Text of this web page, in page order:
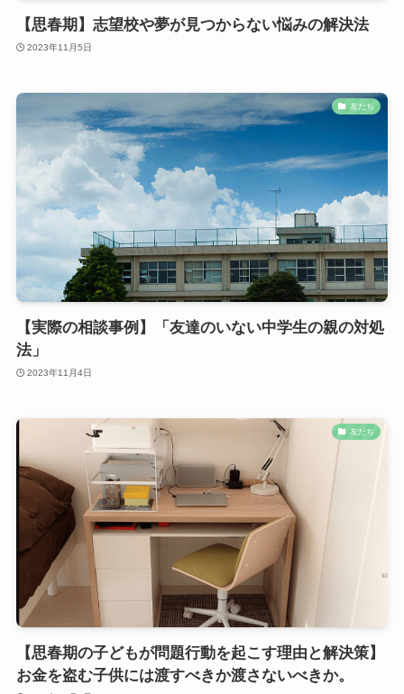
【思春期】志望校や夢が見つからない悩みの解決法
2023年11月5日
友だち
【実際の相談事例】「友達のいない中学生の親の対処
法」
2023年11月4日
友だち
【思春期の子どもが問題行動を起こす理由と解決策】
お金を盗む子供には渡すべきか渡さないべきか。